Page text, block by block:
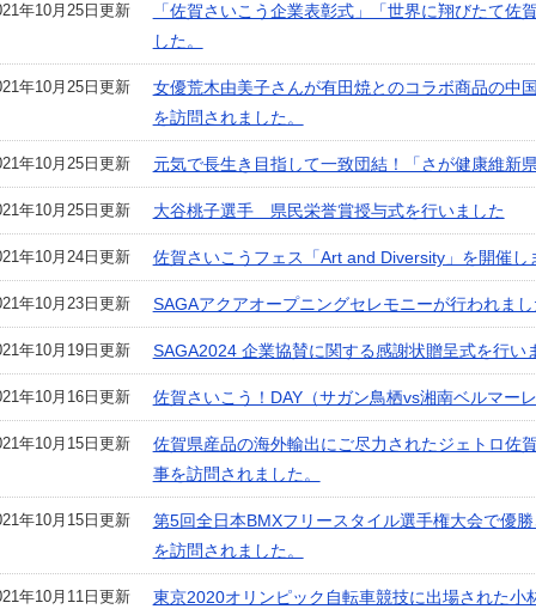
年10月25日更新
「佐賀さいこう企業表彰式」「世界に翔びたて佐
した。
年10月25日更新
女優荒木由美子さんが有田焼とのコラボ商品の中
を訪問されました。
年10月25日更新 元気で長生き目指して一致団結！「さが健康維新
年10月25日更新 大谷桃子選手 県民栄誉賞授与式を行いました
年10月24日更新 佐賀さいこうフェス「Art and Diversity」を開催し
年10月23日更新 SAGAアクアオープニングセレモニーが行われま
年10月19日更新 SAGA2024 企業協賛に関する感謝状贈呈式を行い
年10月16日更新 佐賀さいこう！DAY（サガン鳥栖vs湘南ベルマー
年10月15日更新
佐賀県産品の海外輸出にご尽力されたジェトロ
事を訪問されました。
年10月15日更新
第5回全日本BMXフリースタイル選手権大会で優
を訪問されました。
年10月11日更新 東京2020オリンピック自転車競技に出場された小